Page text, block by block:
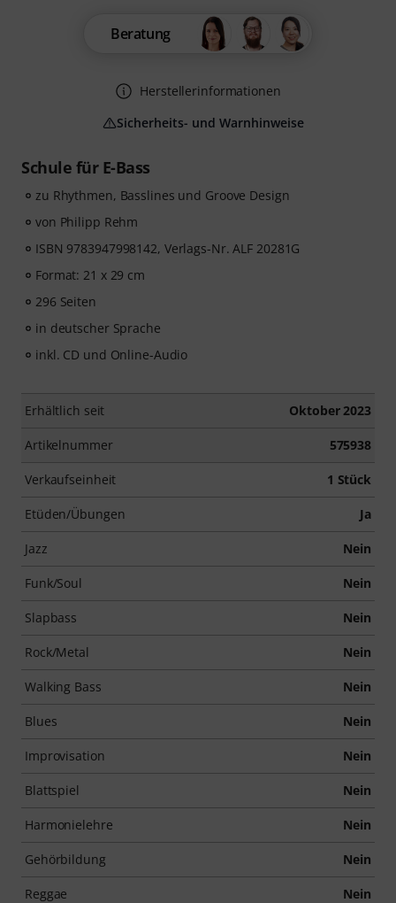
Schule für E-Bass
zu Rhythmen, Basslines und Groove Design
von Philipp Rehm
ISBN 9783947998142, Verlags-Nr. ALF 20281G
Format: 21 x 29 cm
296 Seiten
in deutscher Sprache
inkl. CD und Online-Audio
Erhältlich seit Oktober 2023
Artikelnummer 575938
Verkaufseinheit 1 Stück
Etüden/Übungen Ja
Jazz Nein
Funk/Soul Nein
Slapbass Nein
Rock/Metal Nein
Walking Bass Nein
Blues Nein
Improvisation Nein
Blattspiel Nein
Harmonielehre Nein
Gehörbildung Nein
Reggae Nein
Beratung
Herstellerinformationen
Sicherheits- und Warnhinweise